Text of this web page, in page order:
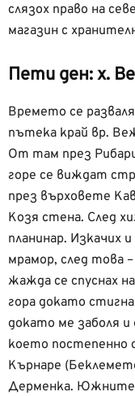
слязох право на
магазин с
Пети ден: х.
Времето се
пътека край вр.
От там през
горе се виждат
през върховете
Козя стена. След
планинар. Изкачих
мрамор, след това
жажда се спуснах
гора докато
докато ме заболя и
което постепенно
Кърнаре
Дерменка. Южните